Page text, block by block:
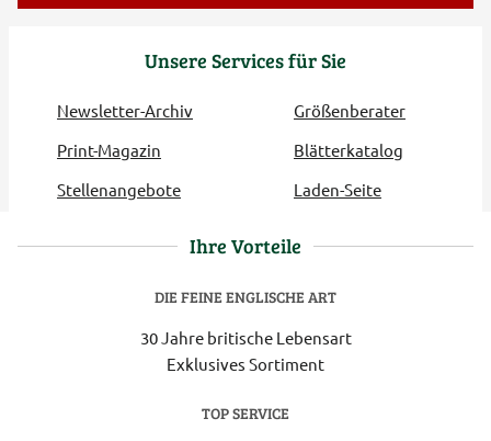
Unsere Services für Sie
Newsletter-Archiv
Größenberater
Print-Magazin
Blätterkatalog
Stellenangebote
Laden-Seite
Ihre Vorteile
DIE FEINE ENGLISCHE ART
30 Jahre britische Lebensart
Exklusives Sortiment
TOP SERVICE